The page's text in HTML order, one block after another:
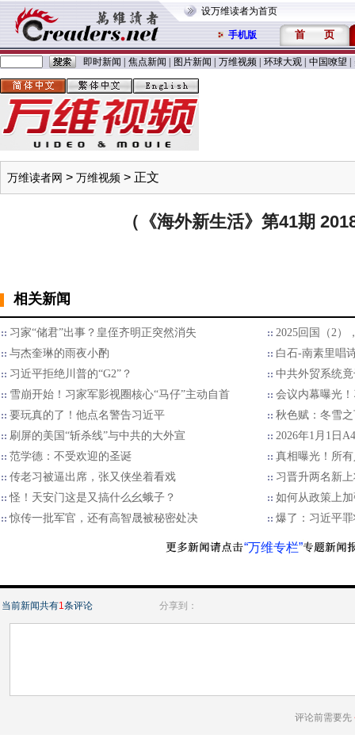
设万维读者为首页
手机版 首 页
即时新闻 焦点新闻 图片新闻 万维视频 环球大观 中国嘹望
万维读者网 > 万维视频 > 正文
（《海外新生活》第41期
相关新闻
习家“储君”出事？皇侄齐明正突然消失
2025回国（2）
与杰奎琳的雨夜小酌
白石-南素里唱
习近平拒绝川普的“G2”？
中共外贸系统
雪崩开始！习家军影视圈核心“马仔”主动自首
会议内幕曝光
要玩真的了！他点名警告习近平
秋色赋：冬雪
刷屏的美国“斩杀线”与中共的大外宣
2026年1月1日
范学德：不受欢迎的圣诞
真相曝光！所
传老习被逼出席，张又侠坐着看戏
习晋升两名新
怪！天安门这是又搞什么幺蛾子？
如何从政策上
惊传一批军官，还有高智晟被秘密处决
爆了：习近平
“万维专栏”
当前新闻共有1条评论 分享到：
评论前需要先